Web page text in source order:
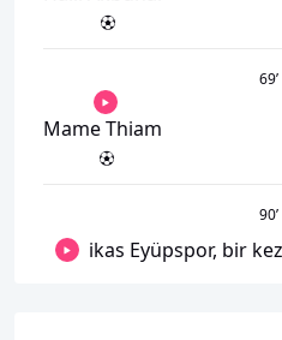
69’
Mame Thiam
90’
ikas Eyüpspor, bir